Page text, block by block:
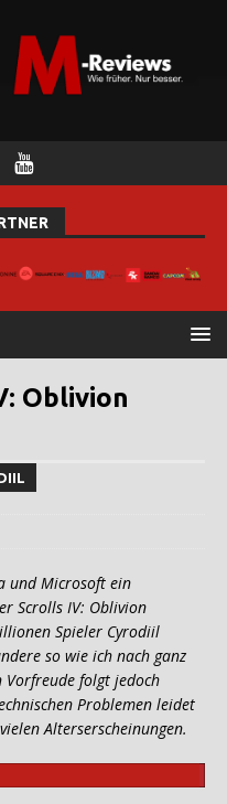
Oblivion
und Microsoft ein
Scrolls IV: Oblivion
Spieler Cyrodiil
so wie ich nach ganz
Vorfreude folgt jedoch
Problemen leidet
Alterserscheinungen.